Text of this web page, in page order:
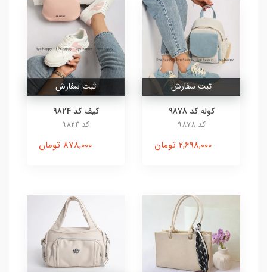
ثبت سفارش
کوله کد 9878
کد 9878
2,698,000 تومان
ثبت سفارش
کیف کد 9824
کد 9824
878,000 تومان